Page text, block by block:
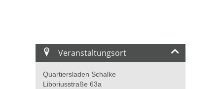
Veranstaltungsort
Quartiersladen Schalke
Liboriusstraße 63a